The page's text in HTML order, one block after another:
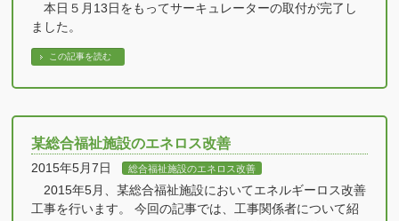
本日５月13日をもってサーキュレーターの取付が完了し
ました。
この記事を読む
某総合福祉施設のエネロス改善
2015年5月7日 総合福祉施設のエネロス改善
2015年5月、某総合福祉施設においてエネルギーロス改善
工事を行います。 今回の記事では、工事関係者について紹